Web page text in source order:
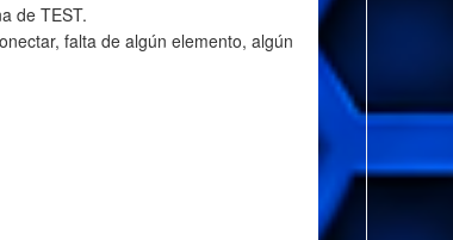
de TEST.
falta de algún elemento, algún